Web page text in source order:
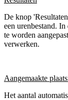
De knop
een urenbestand.
te worden
verwerken.
Aangemaakte
Het aantal